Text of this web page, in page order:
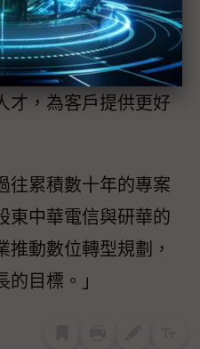
部工程師考取雲端相
規劃、諮詢、及系統
聘外界具備創新創意
才，為客戶提供更好
往累積數十年的專案
東中華電信與研華的
推動數位轉型規劃，
目標。」